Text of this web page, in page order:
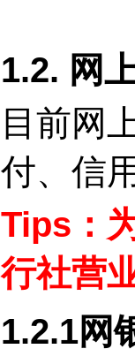
1.2. 网
目前网
付、信
Tips：
行社营
1.2.1网